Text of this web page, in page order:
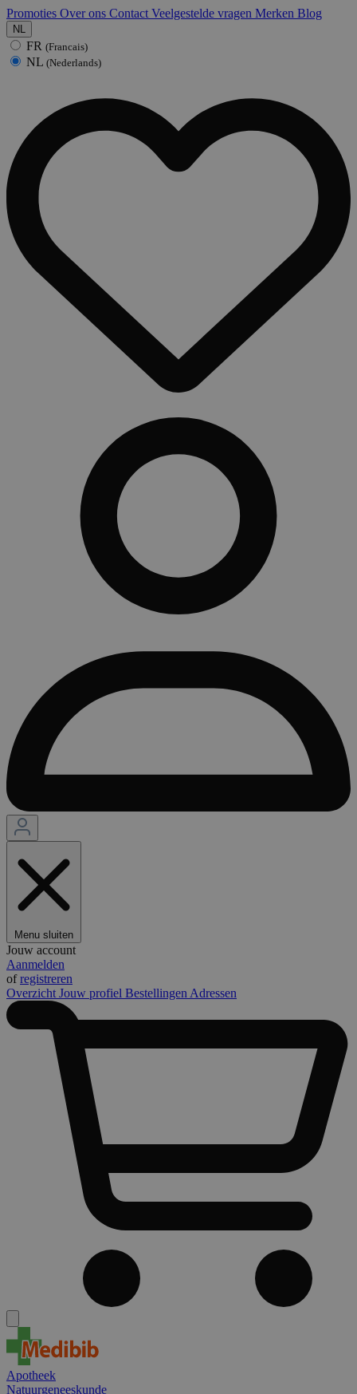
Promoties Over ons Contact Veelgestelde vragen Merken Blog
NL
FR (Francais)
NL (Nederlands)
Menu sluiten
Jouw account
Aanmelden
ofregistreren
Overzicht Jouw profiel Bestellingen Adressen
Apotheek
Natuurgeneeskunde